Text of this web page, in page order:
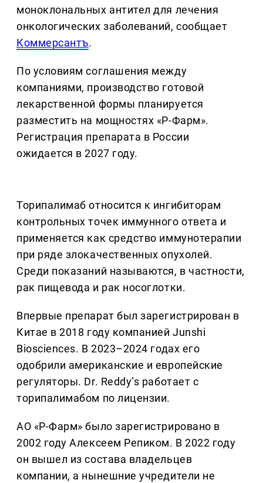
моноклональных антител для лечения
онкологических заболеваний, сообщает
Коммерсантъ.
По условиям соглашения между
компаниями, производство готовой
лекарственной формы планируется
разместить на мощностях «Р-Фарм».
Регистрация препарата в России
ожидается в 2027 году.
Торипалимаб относится к ингибиторам
контрольных точек иммунного ответа и
применяется как средство иммунотерапии
при ряде злокачественных опухолей.
Среди показаний называются, в частности,
рак пищевода и рак носоглотки.
Впервые препарат был зарегистрирован в
Китае в 2018 году компанией Junshi
Biosciences. В 2023–2024 годах его
одобрили американские и европейские
регуляторы. Dr. Reddy’s работает с
торипалимабом по лицензии.
АО «Р-Фарм» было зарегистрировано в
2002 году Алексеем Репиком. В 2022 году
он вышел из состава владельцев
компании, а нынешние учредители не